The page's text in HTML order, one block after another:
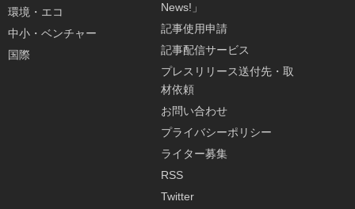
環境・エコ
中小・ベンチャー
国際
News!」
記事使用申請
記事配信サービス
プレスリリース送付先・取
材依頼
お問い合わせ
プライバシーポリシー
ライター募集
RSS
Twitter